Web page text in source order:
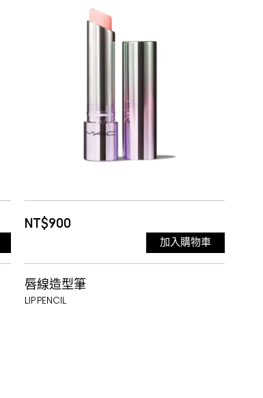
650 SOAR 莓果雪酪
662 SUGAR DADA 焦糖奶油
666 SWEET DEAL 玫瑰冷萃
667 KEEP DREAMING 薔薇秘語
期:2027-06-01
807 TRUTH BE UNTOLD 光秘密
初戀 短效品 效期:2027-06-01
809 FILM NOIR 光高冷 短效品 效
搶鏡 短效品效期:2027-04-01
812 MARASCHINO, MUCH? 光
韓氣 短效品效期:2027-04-01
813 LEFT ON RED 光臉紅 短效品
NT$900
加入購物車
唇線造型筆
LIP PENCIL